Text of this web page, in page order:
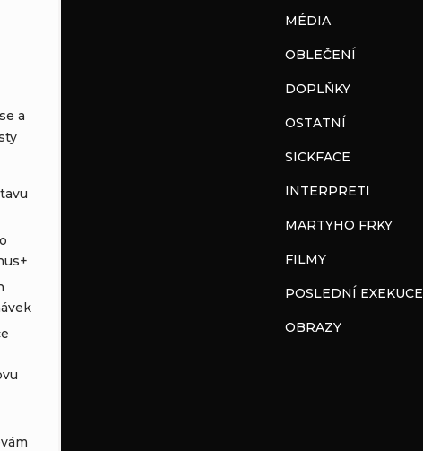
a
MÉDIA
OBLEČENÍ
DOPLŇKY
OSTATNÍ
SICKFACE
INTERPRETI
MARTYHO FRKY
FILMY
POSLEDNÍ EXEKUCE
OBRAZY